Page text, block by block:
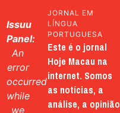
Issuu
Panel:
An
error
occurred
while
we
JORNAL EM
LÍNGUA
PORTUGUESA
Este é o jornal
Hoje Macau na
internet. Somos
as notícias, a
análise, a opinião